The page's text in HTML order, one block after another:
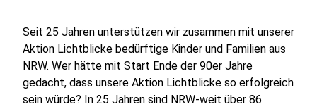
Seit 25 Jahren unterstützen wir zusammen mit unserer
Aktion Lichtblicke bedürftige Kinder und Familien aus
NRW. Wer hätte mit Start Ende der 90er Jahre
gedacht, dass unsere Aktion Lichtblicke so erfolgreich
sein würde? In 25 Jahren sind NRW-weit über 86